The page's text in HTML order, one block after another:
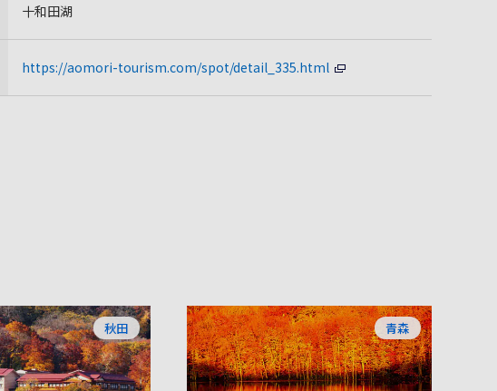
十和田湖
https://aomori-tourism.com/spot/detail_335.html
秋田 青森